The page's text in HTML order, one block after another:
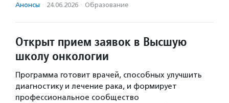
Анонсы · 24.06.2026 · Образование
Открыт прием заявок в Высшую
школу онкологии
Программа готовит врачей, способных улучшить
диагностику и лечение рака, и формирует
профессиональное сообщество